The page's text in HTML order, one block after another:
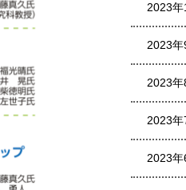
2023年
2023年
2023年
2023年
2023年